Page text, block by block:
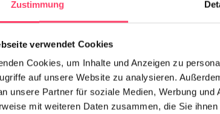
Zustimmung
verwendet Cookies
Cookies, um Inhalte und Anzeigen zu
auf unsere Website zu analysieren.
unsere Partner für soziale Medien, Werbung
mit weiteren Daten zusammen, die Sie